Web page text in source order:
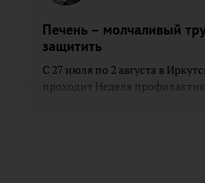
Печень – молчаливый
защитить
С 27 июля по 2 августа в
проходит Неделя